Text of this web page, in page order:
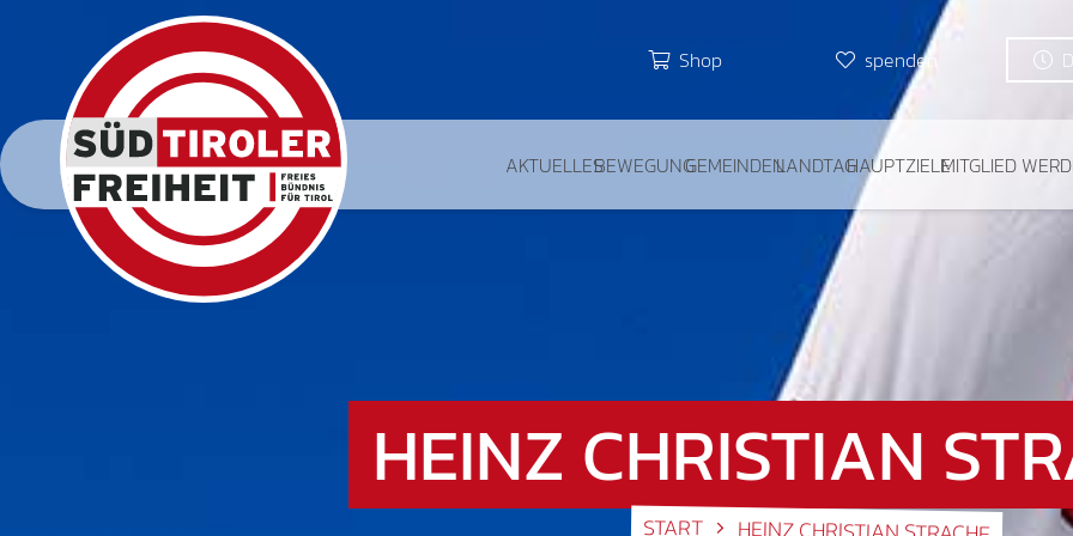
Shop spenden
AKTUELLESBEWEGUNGGEMEINDENLANDTAGHAUPTZIELEMITGLIED
HEINZ CHRISTIAN
START